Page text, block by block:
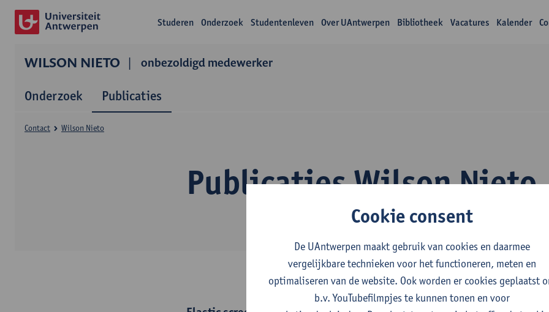
Studeren Onderzoek Studentenleven Over UAntwerpen Bibliotheek Vacatures Kalender
WILSON NIETO onbezoldigd medewerker
Onderzoek Publicaties
Publicaties Wilson Nieto
Contact Wilson Nieto
Cookie consent
De UAntwerpen maakt gebruik van cookies en daarmee
vergelijkbare technieken voor het functioneren, meten en
optimaliseren van de website. Ook worden er cookies geplaatst
b.v. YouTubefilmpjes te kunnen tonen en voor